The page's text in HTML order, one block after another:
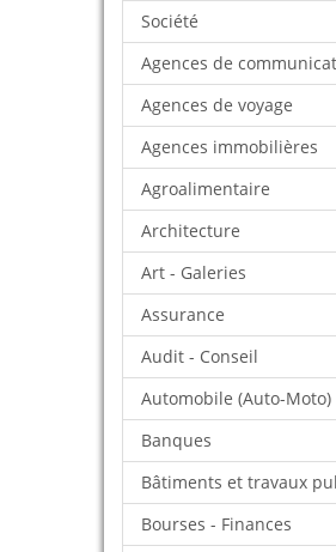
Société
Agences de
Agences de voyage
Agences immobilières
Agroalimentaire
Architecture
Art - Galeries
Assurance
Audit - Conseil
Automobile (Auto-Moto)
Banques
Bâtiments et travaux
Bourses - Finances